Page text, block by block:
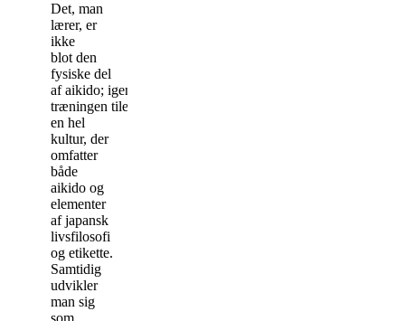
Det, man
lærer, er
ikke
blot den
fysiske del
afaikido; igennem
træningen tilegner
en hel
kultur, der
omfatter
både
aikido og
elementer
af japansk
livsfilosofi
og etikette.
Samtidig
udvikler
man sig